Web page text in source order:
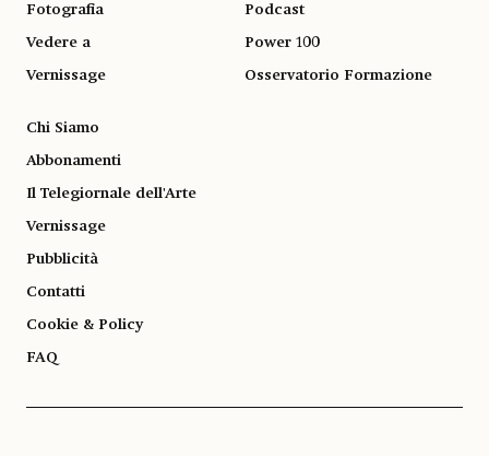
Fotografia
Vedere a
Vernissage
Podcast
Power 100
Osservatorio Formazione
Chi Siamo
Abbonamenti
Il Telegiornale dell'Arte
Vernissage
Pubblicità
Contatti
Cookie & Policy
FAQ